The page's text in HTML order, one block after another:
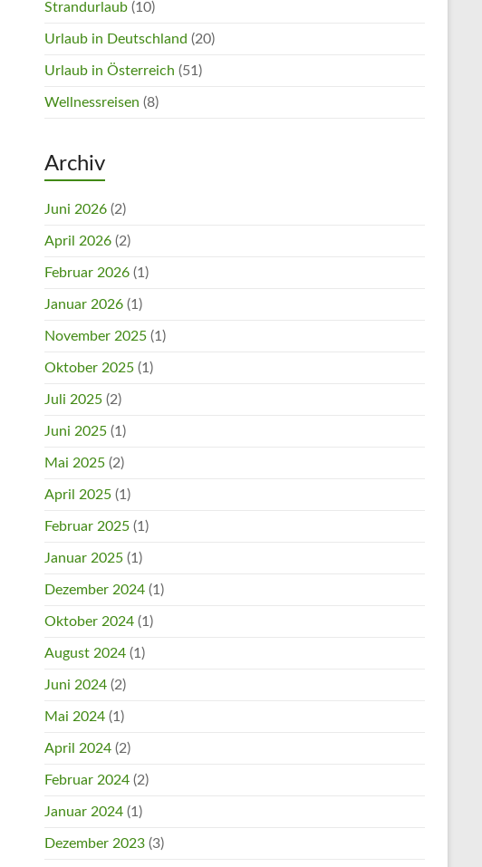
Strandurlaub (10)
Urlaub in Deutschland (20)
Urlaub in Österreich (51)
Wellnessreisen (8)
Archiv
Juni 2026 (2)
April 2026 (2)
Februar 2026 (1)
Januar 2026 (1)
November 2025 (1)
Oktober 2025 (1)
Juli 2025 (2)
Juni 2025 (1)
Mai 2025 (2)
April 2025 (1)
Februar 2025 (1)
Januar 2025 (1)
Dezember 2024 (1)
Oktober 2024 (1)
August 2024 (1)
Juni 2024 (2)
Mai 2024 (1)
April 2024 (2)
Februar 2024 (2)
Januar 2024 (1)
Dezember 2023 (3)